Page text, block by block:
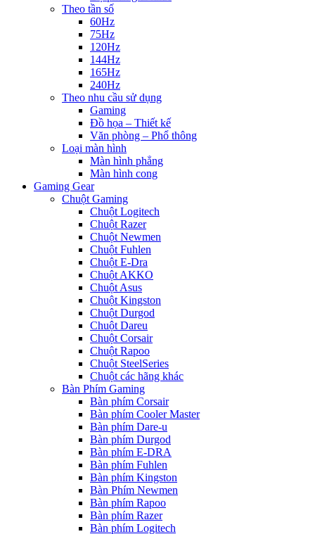
Theo tần số
60Hz
75Hz
120Hz
144Hz
165Hz
240Hz
Theo nhu cầu sử dụng
Gaming
Đồ họa – Thiết kế
Văn phòng – Phổ thông
Loại màn hình
Màn hình phẳng
Màn hình cong
Gaming Gear
Chuột Gaming
Chuột Logitech
Chuột Razer
Chuột Newmen
Chuột Fuhlen
Chuột E-Dra
Chuột AKKO
Chuột Asus
Chuột Kingston
Chuột Durgod
Chuột Dareu
Chuột Corsair
Chuột Rapoo
Chuột SteelSeries
Chuột các hãng khác
Bàn Phím Gaming
Bàn phím Corsair
Bàn phím Cooler Master
Bàn phím Dare-u
Bàn phím Durgod
Bàn phím E-DRA
Bàn phím Fuhlen
Bàn phím Kingston
Bàn Phím Newmen
Bàn phím Rapoo
Bàn phím Razer
Bàn phím Logitech